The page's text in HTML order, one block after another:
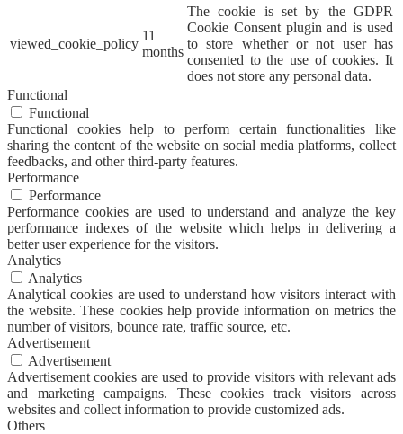
viewed_cookie_policy
11
months
The cookie is set by the GDPR
Cookie Consent plugin and is used
to store whether or not user has
consented to the use of cookies. It
does not store any personal data.
Functional
Functional
Functional cookies help to perform certain functionalities like
sharing the content of the website on social media platforms, collect
feedbacks, and other third-party features.
Performance
Performance
Performance cookies are used to understand and analyze the key
performance indexes of the website which helps in delivering a
better user experience for the visitors.
Analytics
Analytics
Analytical cookies are used to understand how visitors interact with
the website. These cookies help provide information on metrics the
number of visitors, bounce rate, traffic source, etc.
Advertisement
Advertisement
Advertisement cookies are used to provide visitors with relevant ads
and marketing campaigns. These cookies track visitors across
websites and collect information to provide customized ads.
Others